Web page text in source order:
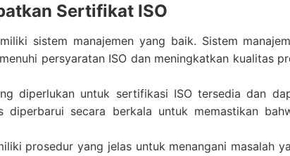
Sertifikat ISO
sistem manajemen yang baik. Sistem
persyaratan ISO dan meningkatkan kualitas
diperlukan untuk sertifikasi ISO tersedia dan
diperbarui secara berkala untuk memastikan
prosedur yang jelas untuk menangani masalah